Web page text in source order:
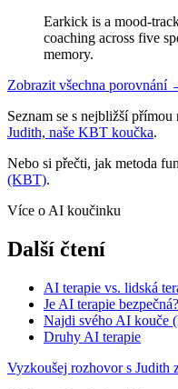
Earkick is a mood-
coaching across five
memory.
Zobrazit všechna porovnání
Seznam se s nejbližší
Judith, naše KBT koučka.
Nebo si přečti, jak metoda
(KBT).
Více o AI koučinku
Další čtení
AI terapie vs. lidská
Je AI terapie bezpečná?
Najdi svého AI kouče
Druhy AI terapie
Vyzkoušej rozhovor s Judith